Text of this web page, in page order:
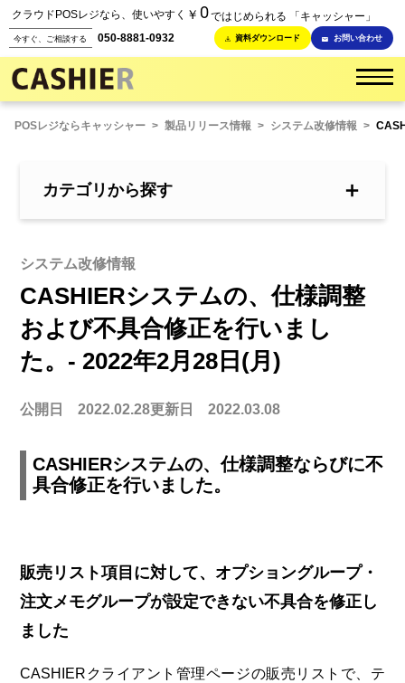
クラウドPOSレジなら、使いやすく ￥ 0ではじめられる 「キャッシャー」
今すぐ、ご相談する 050-8881-0932 資料ダウンロード お問い合わせ
POSレジならキャッシャー > 製品リリース情報 > システム改修情報 >
カテゴリから探す ＋
システム改修情報
CASHIERシステムの、仕様調整
および不具合修正を行いまし
た。- 2022年2月28日(月)
公開日 2022.02.28更新日 2022.03.08
CASHIERシステムの、仕様調整ならびに不
具合修正を行いました。
販売リスト項目に対して、オプショングループ・
注文メモグループが設定できない不具合を修正し
ました
CASHIERクライアント管理ページの販売リストで、テ